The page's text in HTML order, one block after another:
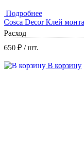
Подробнее
Cosca Decor Клей
Расход
650 ₽ / шт.
В корзину